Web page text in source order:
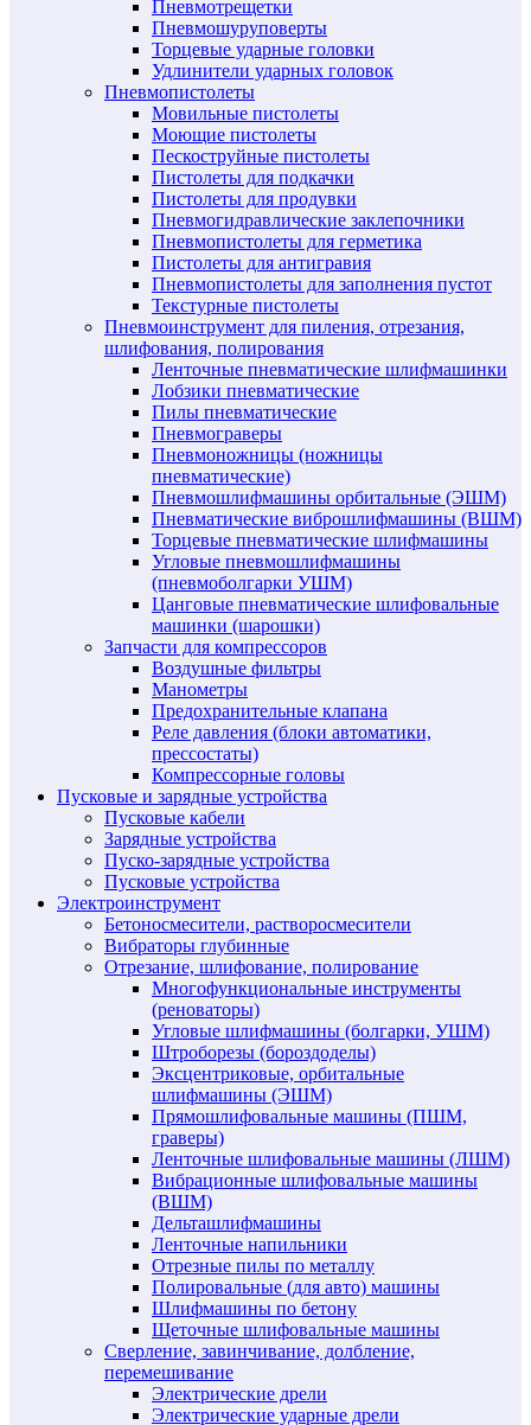
Пневмотрещетки
Пневмошуруповерты
Торцевые ударные головки
Удлинители ударных головок
Пневмопистолеты
Мовильные пистолеты
Моющие пистолеты
Пескоструйные пистолеты
Пистолеты для подкачки
Пистолеты для продувки
Пневмогидравлические заклепочники
Пневмопистолеты для герметика
Пистолеты для антигравия
Пневмопистолеты для заполнения пустот
Текстурные пистолеты
Пневмоинструмент для пиления, отрезания,
шлифования, полирования
Ленточные пневматические шлифмашинки
Лобзики пневматические
Пилы пневматические
Пневмограверы
Пневмоножницы (ножницы
пневматические)
Пневмошлифмашины орбитальные (ЭШМ)
Пневматические виброшлифмашины (ВШМ)
Торцевые пневматические шлифмашины
Угловые пневмошлифмашины
(пневмоболгарки УШМ)
Цанговые пневматические шлифовальные
машинки (шарошки)
Запчасти для компрессоров
Воздушные фильтры
Манометры
Предохранительные клапана
Реле давления (блоки автоматики,
прессостаты)
Компрессорные головы
Пусковые и зарядные устройства
Пусковые кабели
Зарядные устройства
Пуско-зарядные устройства
Пусковые устройства
Электроинструмент
Бетоносмесители, растворосмесители
Вибраторы глубинные
Отрезание, шлифование, полирование
Многофункциональные инструменты
(реноваторы)
Угловые шлифмашины (болгарки, УШМ)
Штроборезы (бороздоделы)
Эксцентриковые, орбитальные
шлифмашины (ЭШМ)
Прямошлифовальные машины (ПШМ,
граверы)
Ленточные шлифовальные машины (ЛШМ)
Вибрационные шлифовальные машины
(ВШМ)
Дельташлифмашины
Ленточные напильники
Отрезные пилы по металлу
Полировальные (для авто) машины
Шлифмашины по бетону
Щеточные шлифовальные машины
Сверление, завинчивание, долбление,
перемешивание
Электрические дрели
Электрические ударные дрели